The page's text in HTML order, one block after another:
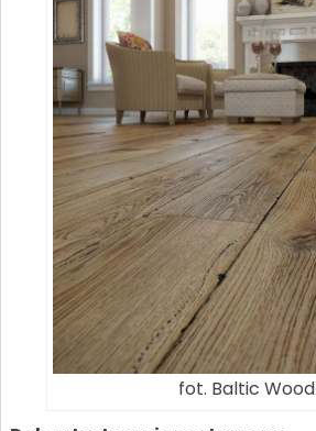
fot. Baltic Wood